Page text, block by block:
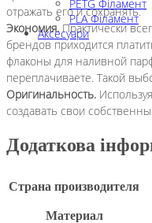
PETG Філамент
PLA Філамент
Аксесуари
отражать его и сохранять.
Экономия. Практически
брендов приходится
флаконы для наливной
переплачиваете. Такой
Оригинальность.
создавать свои
Додаткова
Страна производителя
Материал